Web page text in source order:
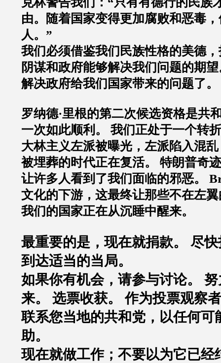
由。随着国家变得更加腐败和恶毒
人。”
我们必须借鉴我们民族性格的美德
阴谋和政府能够解决我们问题的期
解决政府给我们国家带来的问题了。
罗纳德·里根的第二次候选资格是共
一次如此顺利。 我们正处于一个转
大林主义左派被曝光，左派陷入混
被埋葬的时代正在复活。 特朗普奇
让许多人看到了我们面临的邪恶。
文化的下游，这最终让那些不在左
我们的国家正在从沉睡中醒来。
最重要的是，现在就捐款。 尽
到达适当的当局。
如果你有机会，请参与讨论。
来。 选票收获。 作为投票观察
联系您当地的共和党，以任何可
助。
现在就做工作；不要以为它已